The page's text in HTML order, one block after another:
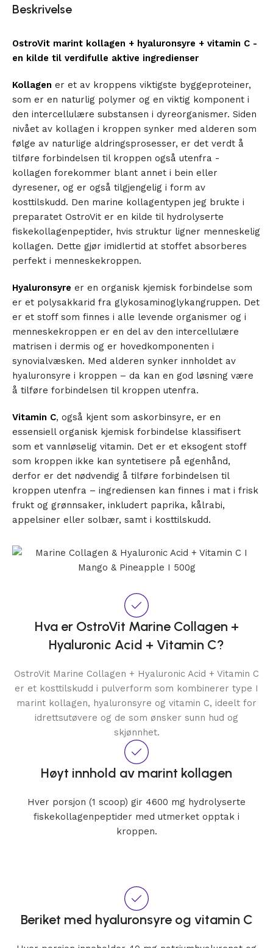
Beskrivelse
OstroVit marint kollagen + hyaluronsyre + vitamin C -
en kilde til verdifulle aktive ingredienser
Kollagen er et av kroppens viktigste byggeproteiner,
som er en naturlig polymer og en viktig komponent i
den intercellulære substansen i dyreorganismer. Siden
nivået av kollagen i kroppen synker med alderen som
følge av naturlige aldringsprosesser, er det verdt å
tilføre forbindelsen til kroppen også utenfra -
kollagen forekommer blant annet i bein eller
dyresener, og er også tilgjengelig i form av
kosttilskudd. Den marine kollagentypen jeg brukte i
preparatet OstroVit er en kilde til hydrolyserte
fiskekollagenpeptider, hvis struktur ligner menneskelig
kollagen. Dette gjør imidlertid at stoffet absorberes
perfekt i menneskekroppen.
Hyaluronsyre er en organisk kjemisk forbindelse som
er et polysakkarid fra glykosaminoglykangruppen. Det
er et stoff som finnes i alle levende organismer og i
menneskekroppen er en del av den intercellulære
matrisen i dermis og er hovedkomponenten i
synovialvæsken. Med alderen synker innholdet av
hyaluronsyre i kroppen – da kan en god løsning være
å tilføre forbindelsen til kroppen utenfra.
Vitamin C, også kjent som askorbinsyre, er en
essensiell organisk kjemisk forbindelse klassifisert
som et vannløselig vitamin. Det er et eksogent stoff
som kroppen ikke kan syntetisere på egenhånd,
derfor er det nødvendig å tilføre forbindelsen til
kroppen utenfra – ingrediensen kan finnes i mat i frisk
frukt og grønnsaker, inkludert paprika, kålrabi,
appelsiner eller solbær, samt i kosttilskudd.
Hva er OstroVit Marine Collagen +
Hyaluronic Acid + Vitamin C?
OstroVit Marine Collagen + Hyaluronic Acid + Vitamin C
er et kosttilskudd i pulverform som kombinerer type I
marint kollagen, hyaluronsyre og vitamin C, ideelt for
idrettsutøvere og de som ønsker sunn hud og
skjønnhet.
Høyt innhold av marint kollagen
Hver porsjon (1 scoop) gir 4600 mg hydrolyserte
fiskekollagenpeptider med utmerket opptak i
kroppen.
Beriket med hyaluronsyre og vitamin C